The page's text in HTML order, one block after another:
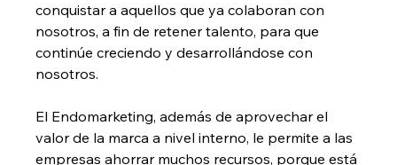
conquistar a aquellos que ya colaboran con
nosotros, a fin de retener talento, para que
continúe creciendo y desarrollándose con
nosotros.
El Endomarketing, además de aprovechar el
valor de la marca a nivel interno, le permite a las
empresas ahorrar muchos recursos, porque está